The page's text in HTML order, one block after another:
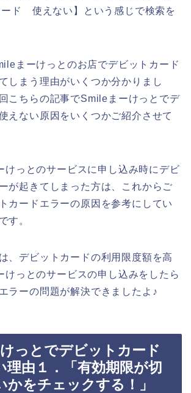
ード 使えない】という感じで検索を
まーけっとのお店でデビットカード
しまう理由がいくつか分かりまし
こちらの記事でSmileまーけっとでデ
えない原因をいくつかご紹介させて
けっとのサービスに申し込み時にデビ
が起きてしまった方は、これからご
カードエラーの原因を参考にしてい
す。
、デビットカードの利用限度額を高
けっとのサービスの申し込みをしたら
ラーの問題が解決できましたよ♪
っとでデビットカード
理由１．「有効期限が切
かをチェックする！」